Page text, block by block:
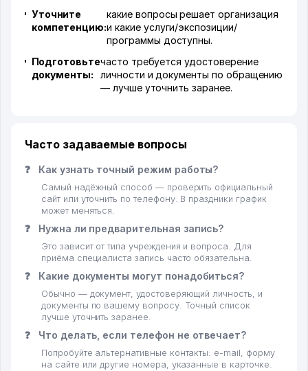
Уточните
компетенцию:
какие вопросы решает организация
и какие услуги/экспозиции/
программы доступны.
Подготовьте
документы:
часто требуется удостоверение
личности и документы по обращению
— лучше уточнить заранее.
Часто задаваемые вопросы
❓ Как узнать точный режим работы?
Самый надёжный способ — проверить официальный
сайт или уточнить по телефону. В праздники график
может меняться.
❓ Нужна ли предварительная запись?
Это зависит от типа учреждения и вопроса. Для
приёма специалиста запись часто обязательна.
❓ Какие документы могут понадобиться?
Обычно — документ, удостоверяющий личность, и
документы по вашему вопросу. Точный список
лучше уточнить заранее.
❓ Что делать, если телефон не отвечает?
Попробуйте альтернативные контакты: e-mail, форму
на сайте или другие номера, указанные в карточке.